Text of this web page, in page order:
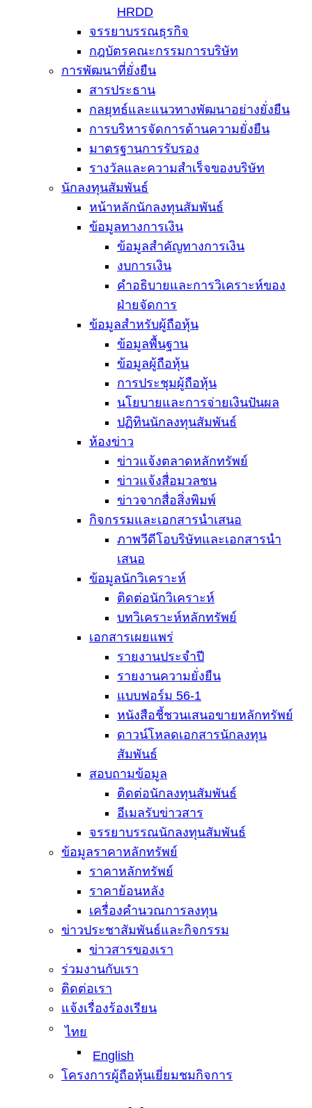
HRDD
จรรยาบรรณธุรกิจ
กฎบัตรคณะกรรมการบริษัท
การพัฒนาที่ยั่งยืน
สารประธาน
กลยุทธ์และแนวทางพัฒนาอย่างยั่งยืน
การบริหารจัดการด้านความยั่งยืน
มาตรฐานการรับรอง
รางวัลและความสำเร็จของบริษัท
นักลงทุนสัมพันธ์
หน้าหลักนักลงทุนสัมพันธ์
ข้อมูลทางการเงิน
ข้อมูลสำคัญทางการเงิน
งบการเงิน
คำอธิบายและการวิเคราะห์ของ
ฝ่ายจัดการ
ข้อมูลสำหรับผู้ถือหุ้น
ข้อมูลพื้นฐาน
ข้อมูลผู้ถือหุ้น
การประชุมผู้ถือหุ้น
นโยบายและการจ่ายเงินปันผล
ปฏิทินนักลงทุนสัมพันธ์
ห้องข่าว
ข่าวแจ้งตลาดหลักทรัพย์
ข่าวแจ้งสื่อมวลชน
ข่าวจากสื่อสิ่งพิมพ์
กิจกรรมและเอกสารนำเสนอ
ภาพวีดีโอบริษัทและเอกสารนำ
เสนอ
ข้อมูลนักวิเคราะห์
ติดต่อนักวิเคราะห์
บทวิเคราะห์หลักทรัพย์
เอกสารเผยแพร่
รายงานประจำปี
รายงานความยั่งยืน
แบบฟอร์ม 56-1
หนังสือชี้ชวนเสนอขายหลักทรัพย์
ดาวน์โหลดเอกสารนักลงทุน
สัมพันธ์
สอบถามข้อมูล
ติดต่อนักลงทุนสัมพันธ์
อีเมลรับข่าวสาร
จรรยาบรรณนักลงทุนสัมพันธ์
ข้อมูลราคาหลักทรัพย์
ราคาหลักทรัพย์
ราคาย้อนหลัง
เครื่องคำนวณการลงทุน
ข่าวประชาสัมพันธ์และกิจกรรม
ข่าวสารของเรา
ร่วมงานกับเรา
ติดต่อเรา
แจ้งเรื่องร้องเรียน
ไทย
English
โครงการผู้ถือหุ้นเยี่ยมชมกิจการ